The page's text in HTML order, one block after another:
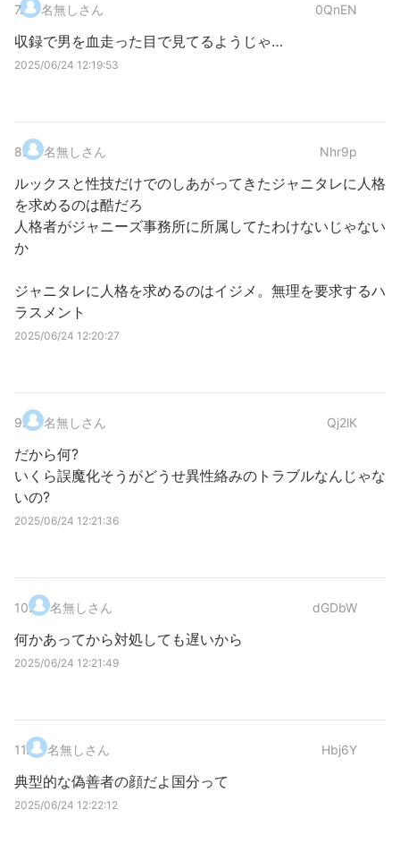
7. 名無しさん 0QnEN
収録で男を血走った目で見てるようじゃ…
2025/06/24 12:19:53
8. 名無しさん Nhr9p
ルックスと性技だけでのしあがってきたジャニタレに人格
を求めるのは酷だろ
人格者がジャニーズ事務所に所属してたわけないじゃない
か
ジャニタレに人格を求めるのはイジメ。無理を要求するハ
ラスメント
2025/06/24 12:20:27
9. 名無しさん Qj2lK
だから何?
いくら誤魔化そうがどうせ異性絡みのトラブルなんじゃな
いの?
2025/06/24 12:21:36
10. 名無しさん dGDbW
何かあってから対処しても遅いから
2025/06/24 12:21:49
11. 名無しさん Hbj6Y
典型的な偽善者の顔だよ国分って
2025/06/24 12:22:12